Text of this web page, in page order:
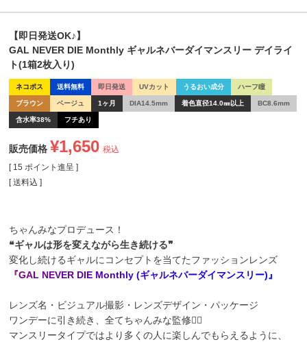
【即日発送OK♪】
GAL NEVER DIE Monthly ギャルネバーダイマンスリー デイライ
ト(1箱2枚入り)
ネコポス 送料無料 即日発送 UVカット うるおい成分 ハーフ瞳
ブラウン ベージュ 1ヶ月 DIA14.5mm 着色直径14.0㎜以上 BC8.6mm
含水率38% フチあり
販売価格 ¥1,650 税込
[ 15 ポイント進呈 ]
送料込
ちゃんみなプロデュース！
❝ギャルは形を変えながら生き続ける❞
変化し続けるギャルにコンセプトを当てたファッションレンズ
『GAL NEVER DIE Monthly (ギャルネバーダイマンス リ ー)』
レンズ名・ビジュアル撮影・レンズデザイン・パッケージ
ワンデーに引き続き、全てちゃんみな監修❤️‍🔥
マンスリータイプではより多くの人に楽しんでもらえるように、